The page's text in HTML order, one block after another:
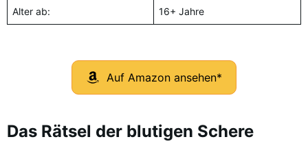
Alter ab: 16+ Jahre
Auf Amazon ansehen*
Das Rätsel der blutigen Schere